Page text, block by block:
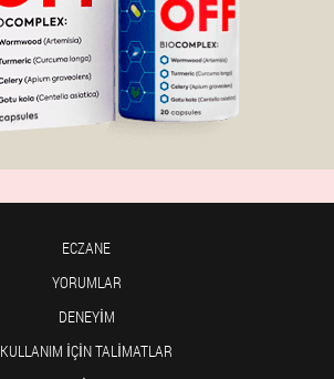
ECZANE
YORUMLAR
DENEYIM
KULLANIM IÇIN TALIMATLAR